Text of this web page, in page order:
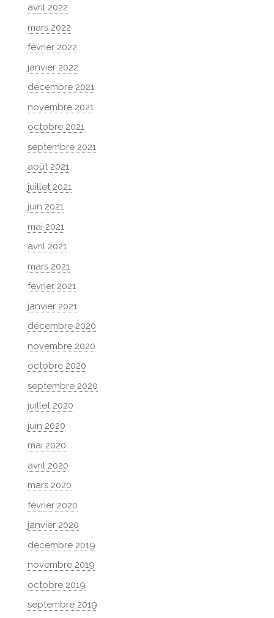
avril 2022
mars 2022
février 2022
janvier 2022
décembre 2021
novembre 2021
octobre 2021
septembre 2021
août 2021
juillet 2021
juin 2021
mai 2021
avril 2021
mars 2021
février 2021
janvier 2021
décembre 2020
novembre 2020
octobre 2020
septembre 2020
juillet 2020
juin 2020
mai 2020
avril 2020
mars 2020
février 2020
janvier 2020
décembre 2019
novembre 2019
octobre 2019
septembre 2019